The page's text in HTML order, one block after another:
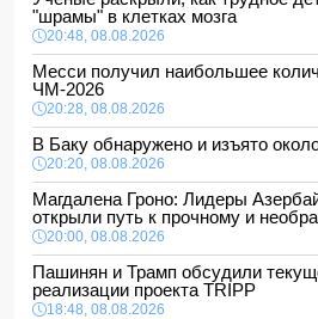
"шрамы" в клетках мозга
20:48, 08.08.2026
Месси получил наибольшее
ЧМ-2026
20:28, 08.08.2026
В Баку обнаружено и изъято
20:20, 08.08.2026
Магдалена Гроно: Лидеры
открыли путь к прочному и
20:00, 08.08.2026
Пашинян и Трамп обсудили
реализации проекта TRIPP
18:48, 08.08.2026